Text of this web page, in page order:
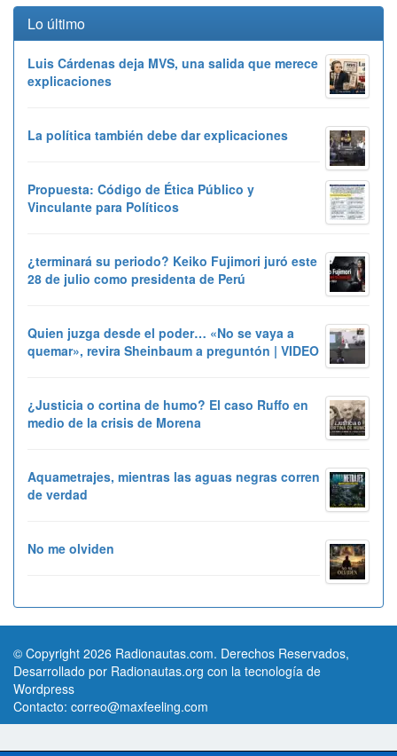
Lo último
Luis Cárdenas deja MVS, una salida que merece
explicaciones
La política también debe dar explicaciones
Propuesta: Código de Ética Público y
Vinculante para Políticos
¿terminará su periodo? Keiko Fujimori juró este
28 de julio como presidenta de Perú
Quien juzga desde el poder… «No se vaya a
quemar», revira Sheinbaum a preguntón | VIDEO
¿Justicia o cortina de humo? El caso Ruffo en
medio de la crisis de Morena
Aquametrajes, mientras las aguas negras corren
de verdad
No me olviden
© Copyright 2026 Radionautas.com. Derechos Reservados,
Desarrollado por Radionautas.org con la tecnología de
Wordpress
Contacto: correo@maxfeeling.com